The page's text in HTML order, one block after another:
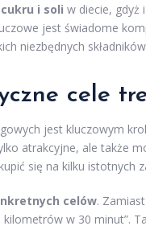
i soli w diecie, gdyż
jest świadome
niezbędnych
cele
jest kluczowym
atrakcyjne, ale także
się na kilku istotnych
celów.
w 30 minut”.